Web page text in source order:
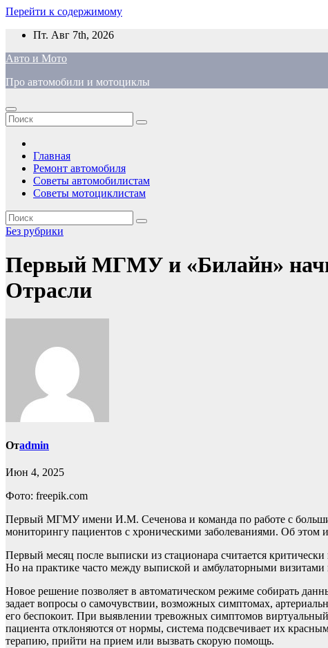
Перейти к содержимому
Пт. Авг 7th, 2026
Авто и Мото
Про автомобили и мотоциклы
Главная
Ремонт автомобиля
Советы автомобилистам
Советы мотоциклистам
Без рубрики
Первый МГМУ и «Билайн»
Отрасли
Отadmin
Июн 4, 2025
Фото: freepik.com
Первый МГМУ имени И.М. Сеченова и команда по работе с
мониторингу пациентов с хроническими заболеваниями. Об этом
Первый месяц после выписки из стационара считается
Но на практике часто между выпиской и амбулаторными визитами
Новое решение позволяет в автоматическом режиме собирать
задает вопросы о самочувствии, возможных симптомах,
его беспокоит. При выявлении тревожных симптомов
пациента отклоняются от нормы, система подсвечивает их
терапию, прийти на прием или вызвать скорую помощь.